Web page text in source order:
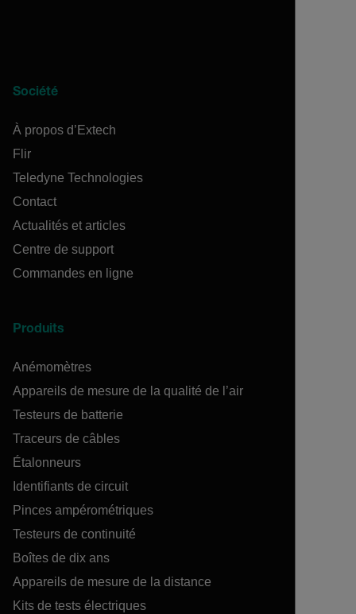
Société
À propos d’Extech
Flir
Teledyne Technologies
Contact
Actualités et articles
Centre de support
Commandes en ligne
Produits
Anémomètres
Appareils de mesure de la qualité de l’air
Testeurs de batterie
Traceurs de câbles
Étalonneurs
Identifiants de circuit
Pinces ampérométriques
Testeurs de continuité
Boîtes de dix ans
Appareils de mesure de la distance
Kits de tests électriques